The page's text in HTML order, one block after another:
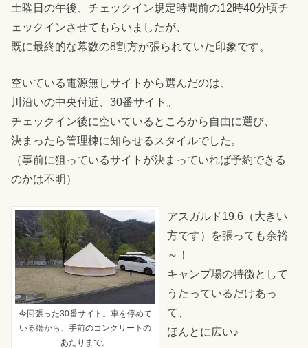
土曜日の午後、チェックイン規定時間前の12時40分頃チ
ェックインさせてもらいましたが、
既に最終的な幕数の8割方が張られていた印象です。
空いている電源無しサイトから選んだのは、
川沿いの中央付近、30番サイト。
チェックイン後に空いているところから自由に選び、
決まったら管理棟に知らせるスタイルでした。
（事前に狙っているサイトが決まっていれば予約できる
のかは不明）
今回張った30番サイト。車を停めて
いる端から、手前のコンクリートの
あたりまで。
アスガルド19.6（大きい
方です）を張っても余裕
～！
キャンプ場の特徴として
うたっているだけあっ
て、
ほんとに広い♪